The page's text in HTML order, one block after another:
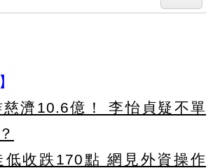
濟10.6億！ 李怡貞疑不單
低收跌170點 網見外資操作